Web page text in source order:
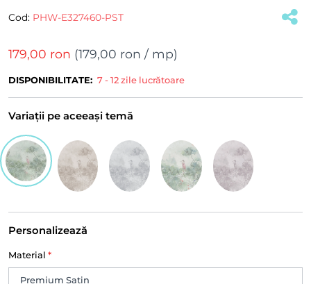
Cod: PHW-E327460-PST
179,00 ron (179,00 ron / mp)
DISPONIBILITATE: 7 - 12 zile lucrătoare
Variații pe aceeași temă
Personalizează
Material *